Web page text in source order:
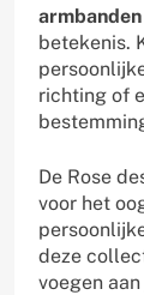
betekenis.
richting of
De Rose
voor het
deze
voegen